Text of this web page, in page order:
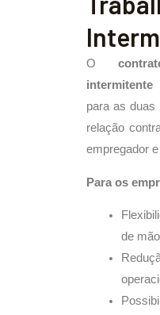
O
intermitente
para as duas
relação
empregador
Para os
de